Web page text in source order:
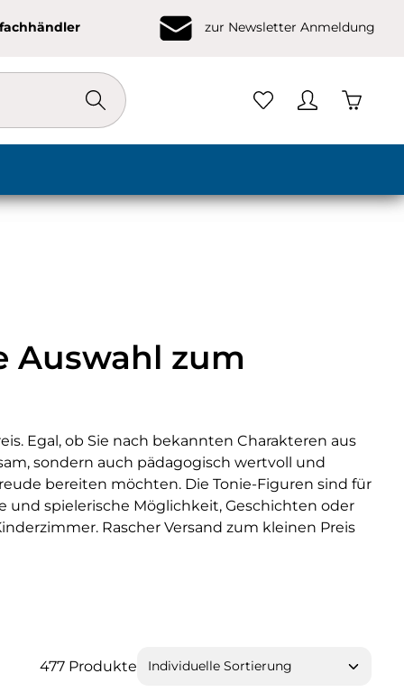
zur Newsletter Anmeldung
Auswahl zum
Egal, ob Sie nach bekannten Charakteren aus
sondern auch pädagogisch wertvoll und
bereiten möchten. Die Tonie-Figuren sind für
spielerische Möglichkeit, Geschichten oder
Rascher Versand zum kleinen Preis
477 Produkte